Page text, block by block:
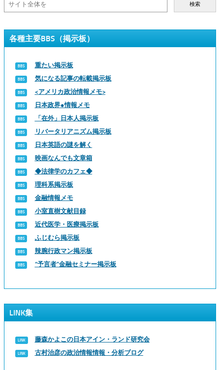
検索
各種主要BBS（掲示板）
重たい掲示板
気になる記事の転載掲示板
<アメリカ政治情報メモ>
日本政界●情報メモ
「在外」日本人掲示板
リバータリアニズム掲示板
日本英語の謎を解く
映画なんでも文章箱
◆法律学のカフェ◆
理科系掲示板
金融情報メモ
小室直樹文献目録
近代医学・医療掲示板
ふじむら掲示板
辣腕行政マン掲示板
“予言者”金融セミナー掲示板
LINK集
藤森かよこの日本アイン・ランド研究会
古村治彦の政治情報情報・分析ブログ